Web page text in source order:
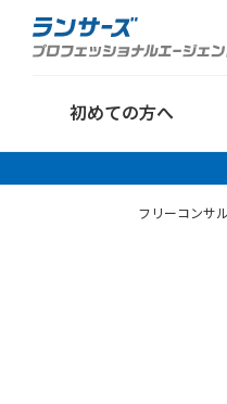
初めての方へ
フリーコンサ